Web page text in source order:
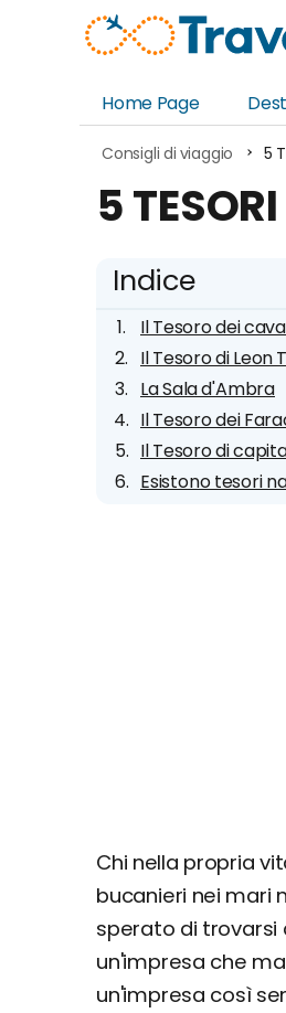
Home Page
Africa
Consigli di viaggio 5
5
Indice
Il Tesoro dei
Il Tesoro di Leon
La Sala d'Ambra
Il Tesoro dei
Il Tesoro di
Esistono tesori
Chi nella propria
bucanieri nei mari
sperato di trovarsi
un'impresa che
un'impresa così